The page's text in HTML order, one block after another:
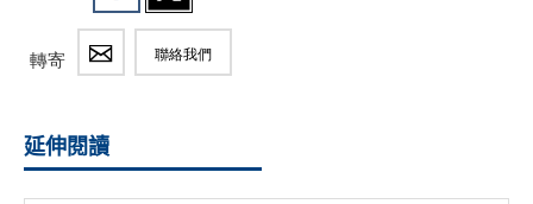
轉寄 聯絡我們
延伸閱讀